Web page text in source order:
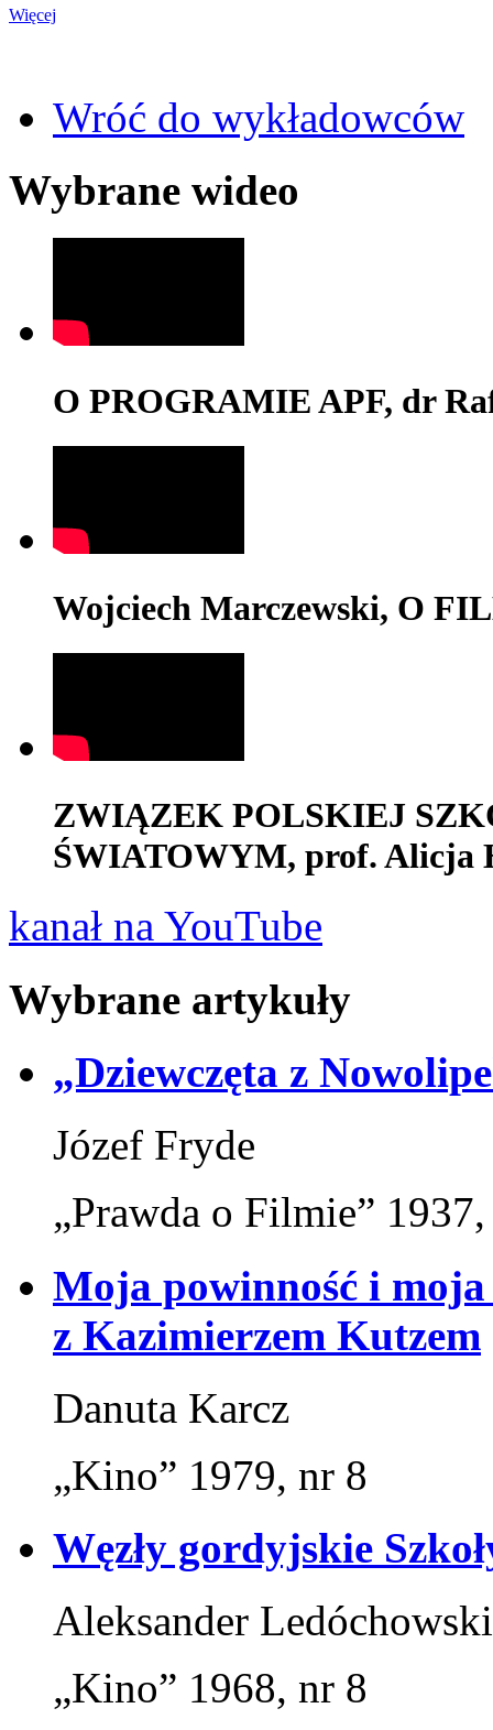
Więcej
Wróć do wykładowców
Wybrane wideo
O PROGRAMIE APF, dr
Wojciech Marczewski, O
ZWIĄZEK POLSKIEJ
ŚWIATOWYM, prof. Alicja
kanał na YouTube
Wybrane artykuły
„Dziewczęta z
Józef Fryde
„Prawda o Filmie”
Moja powinność i moja
z Kazimierzem Kutzem
Danuta Karcz
„Kino” 1979, nr 8
Węzły gordyjskie
Aleksander Ledóchowski
„Kino” 1968, nr 8